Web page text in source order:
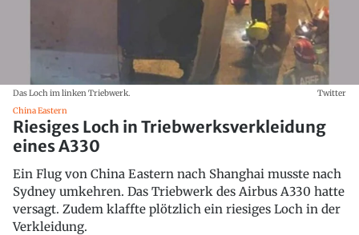
Das Loch im linken Triebwerk.
Twitter
China Eastern
Riesiges Loch in Triebwerksverkleidung
eines A330
Ein Flug von China Eastern nach Shanghai musste nach
Sydney umkehren. Das Triebwerk des Airbus A330 hatte
versagt. Zudem klaffte plötzlich ein riesiges Loch in der
Verkleidung.